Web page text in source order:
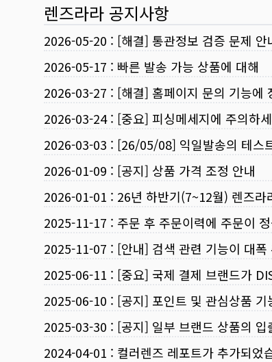
렌즈라라 공지사항
2026-05-20 : [해결] 통관정보 검증 문제 안
2026-05-17 : 빠른 발송 가능 상품에 대해
2026-03-27 : [해결] 홈페이지 문의 기능에
2026-03-24: [중요] 피싱메세지에 주의하
2026-03-03 : [26/05/08] 익일발송의 테스
2026-01-09 : [공지] 상품 가격 조정 안내
2026-01-01 : 26년 하반기(7~12월) 렌즈라
2025-11-17 : 주문 후 주문이력에 주문이
2025-11-07 : [안내] 검색 관련 기능이 대폭
2025-06-11 : [중요] 국제 결제 브랜드가
2025-06-10 : [공지] 포인트 및 관심상품
2025-03-30 : [공지] 일부 브랜드 상품의
2024-04-01 : 컬러렌즈 레포트가 추가되었